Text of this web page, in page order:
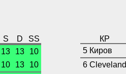
S D
SS
13 13
10
10 13
10
КР
5 Киров
6 Cleveland